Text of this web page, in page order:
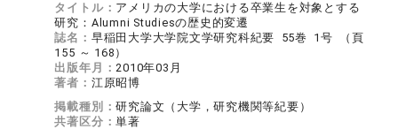
タイトル： アメリカの大学における卒業生を対象とする
研究：Alumni Studiesの歴史的変遷
誌名： 早稲田大学大学院文学研究科紀要 55巻 1号 （頁
155 ～ 168）
出版年月：2010年03月
著者： 江原昭博
掲載種別：研究論文（大学，研究機関等紀要）
共著区分：単著